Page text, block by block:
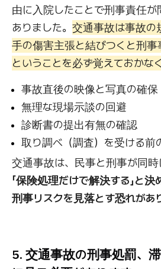
由に入院したことで刑事責任が
ありました。 交通事故は事故の
手の傷害主張と結びつくと刑
ということを必ず覚えておかな
事故直後の映像と写真の確保
無理な現場示談の回避
診断書の提出有無の確認
取り調べ（調査）を受ける前
交通事故は、民事と刑事が同時
「保険処理だけで解決する」と決
刑事リスクを見落とす恐れがあ
5. 交通事故の刑事処罰、